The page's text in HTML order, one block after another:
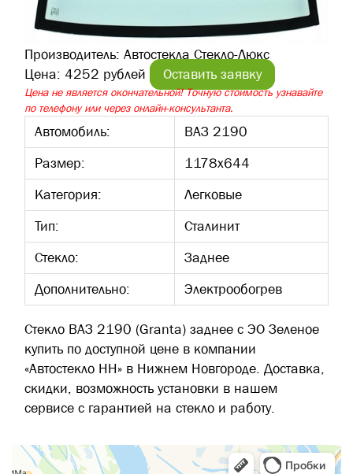
Производитель: Автостекла Стекло-Люкс
Цена: 4252 рублей Оставить заявку
Цена не является окончательной! Точную стоимость узнавайте
по телефону или через онлайн-консультанта.
Автомобиль:
ВАЗ 2190
Размер:
1178х644
Категория:
Легковые
Тип:
Сталинит
Стекло:
Заднее
Дополнительно:
Электрообогрев
Стекло ВАЗ 2190 (Granta) заднее с ЭО Зеленое
купить по доступной цене в компании
«Автостекло НН» в Нижнем Новгороде. Доставка,
скидки, возможность установки в нашем
сервисе с гарантией на стекло и работу.